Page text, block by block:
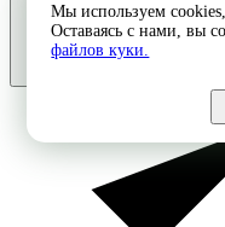
Мы используем
Оставаясь с нами, вы
файлов куки.